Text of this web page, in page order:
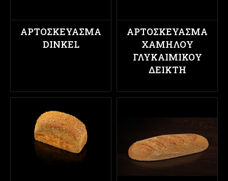
ΑΡΤΟΣΚΕΎΑΣΜΑ
DINKEL
ΑΡΤΟΣΚΕΎΑΣΜΑ
ΧΑΜΗΛΟΎ
ΓΛΥΚΑΙΜΙΚΟΎ
ΔΕΊΚΤΗ